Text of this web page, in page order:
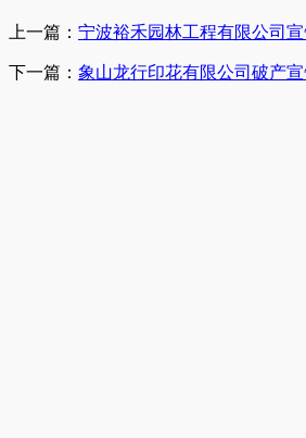
上一篇： 宁波裕禾园林工程有限公司
下一篇： 象山龙行印花有限公司破产